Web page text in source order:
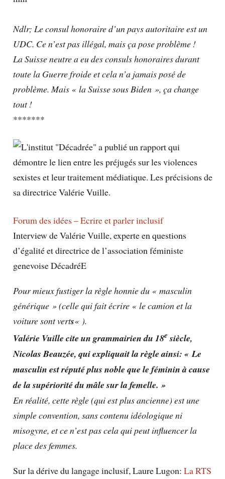
Ndlr; Le consul honoraire d’un pays autoritaire est un
UDC. Ce n’est pas illégal, mais ça pose problème !
La Suisse neutre a eu des consuls honoraires durant
toute la Guerre froide et cela n’a jamais posé de
problème. Mais « la Suisse sous Biden », ça change
tout !
*******
Forum des idées – Ecrire et parler inclusif
Interview de Valérie Vuille, experte en questions
d’égalité et directrice de l’association féministe
genevoise DécadréE
Pour mieux fustiger la règle honnie du « masculin
générique » (celle qui fait écrire « le camion et la
voiture sont verts« ).
Valérie Vuille cite un grammairien du 18esiècle,
Nicolas Beauzée, quiexpliquaitla règle ainsi: « Le
masculin est réputé plus noble que le féminin à cause
de la supériorité du mâle sur la femelle. »
En réalité, cette règle (qui est plus ancienne) est une
simple convention, sans contenu idéologique ni
misogyne, et ce n’est pas cela qui peut influencer la
place des femmes.
Sur la dérive du langage inclusif,Laure Lugon: La RTS